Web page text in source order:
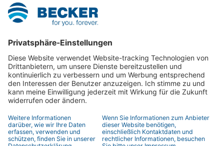
Sonnenschutz
Weitere Anwendungen
Kontakt
Ansprechpartner
Händlersuche
Kontaktformular